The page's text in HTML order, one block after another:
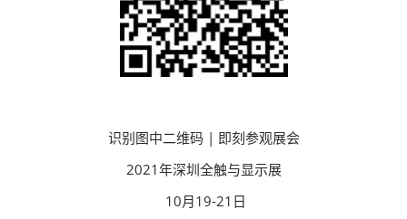
识别图中二维码 | 即刻参观展会
2021年深圳全触与显示展
10月19-21日